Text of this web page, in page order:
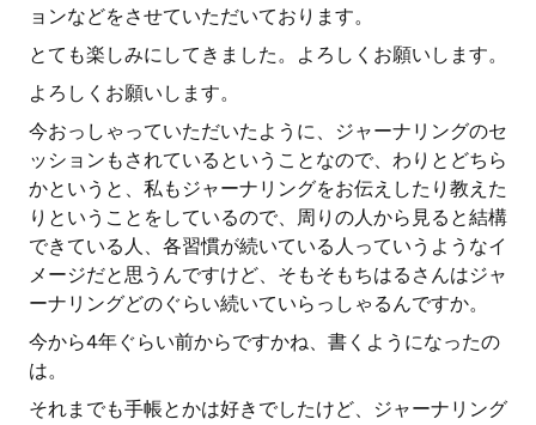
ョンなどをさせていただいております。
とても楽しみにしてきました。よろしくお願いします。
よろしくお願いします。
今おっしゃっていただいたように、ジャーナリングのセ
ッションもされているということなので、わりとどちら
かというと、私もジャーナリングをお伝えしたり教えた
りということをしているので、周りの人から見ると結構
できている人、各習慣が続いている人っていうようなイ
メージだと思うんですけど、そもそもちはるさんはジャ
ーナリングどのぐらい続いていらっしゃるんですか。
今から4年ぐらい前からですかね、書くようになったの
は。
それまでも手帳とかは好きでしたけど、ジャーナリング